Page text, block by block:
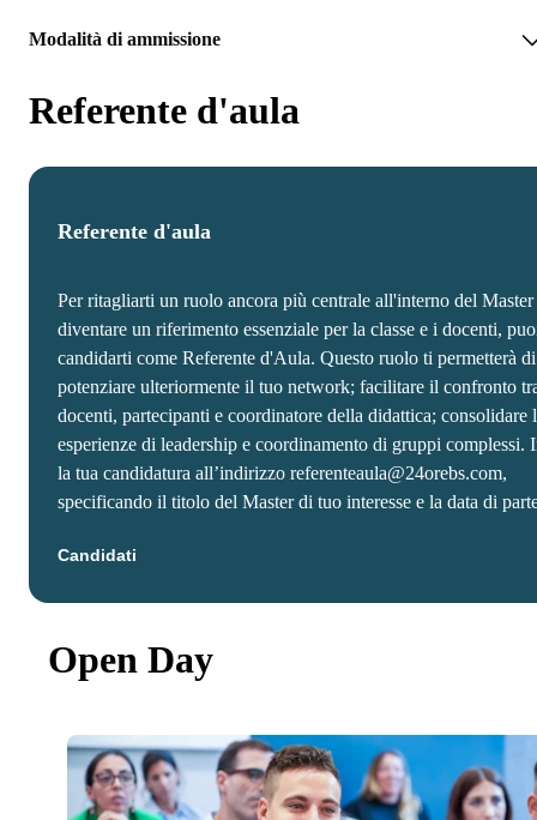
Modalità di ammissione
Referente d'aula
Referente d'aula
Per ritagliarti un ruolo ancora più centrale all'interno del Master
diventare un riferimento essenziale per la classe e i docenti,
candidarti come Referente d'Aula. Questo ruolo ti permetterà
potenziare ulteriormente il tuo network; facilitare il confronto
docenti, partecipanti e coordinatore della didattica; consolidare
esperienze di leadership e coordinamento di gruppi complessi.
la tua candidatura all’indirizzo referenteaula@24orebs.com,
specificando il titolo del Master di tuo interesse e la data di
Candidati
Open Day